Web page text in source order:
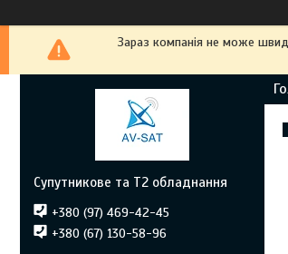
Зараз компанія не може
Супутникове та Т2 обладнання
+380 (97) 469-42-45
+380 (67) 130-58-96